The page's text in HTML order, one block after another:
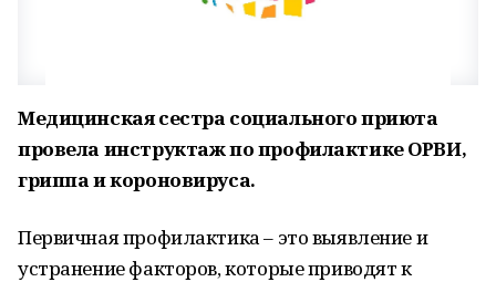
Медицинская сестра социального приюта
провела инструктаж по профилактике ОРВИ,
гриппа и короновируса.
Первичная профилактика – это выявление и
устранение факторов, которые приводят к